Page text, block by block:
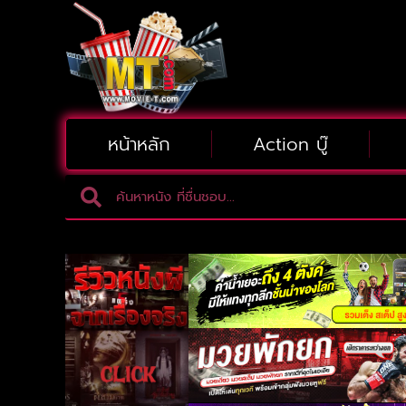
หน้าหลัก Action บู๊